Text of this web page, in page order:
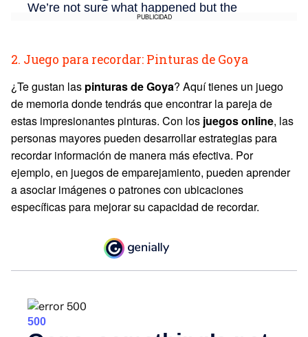
PUBLICIDAD
2. Juego para recordar: Pinturas de Goya
¿Te gustan las pinturas de Goya? Aquí tienes un juego
de memoria donde tendrás que encontrar la pareja de
estas impresionantes pinturas. Con los juegos online, las
personas mayores pueden desarrollar estrategias para
recordar información de manera más efectiva. Por
ejemplo, en juegos de emparejamiento, pueden aprender
a asociar imágenes o patrones con ubicaciones
específicas para mejorar su capacidad de recordar.